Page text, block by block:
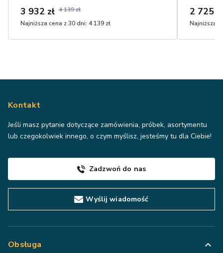
3 932 zł 4 139 zł
Najniższa cena z 30 dni: 4 139 zł
2 725
Najniższa
Kontakt
Jeśli masz pytanie dotyczące zamówienia, próbek, asortymentu
lub czegokolwiek innego, o czym myślisz, jesteśmy tu dla Ciebie!
Zadzwoń do nas
Wyślij wiadomość
Obsługa